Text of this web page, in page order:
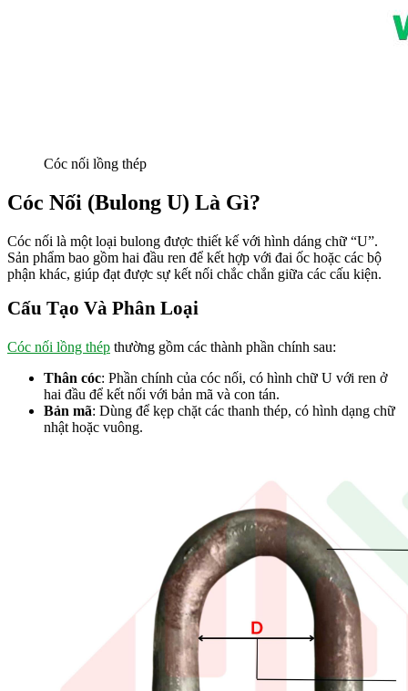
Cóc nối lồng thép
Cóc Nối (Bulong U) Là Gì?
Cóc nối là một loại bulong được thiết kế với hình dáng chữ “U”.
Sản phẩm bao gồm hai đầu ren để kết hợp với đai ốc hoặc các bộ
phận khác, giúp đạt được sự kết nối chắc chắn giữa các cấu kiện.
Cấu Tạo Và Phân Loại
Cóc nối lồng thép thường gồm các thành phần chính sau:
Thân cóc: Phần chính của cóc nối, có hình chữ U với ren ở
hai đầu để kết nối với bản mã và con tán.
Bản mã: Dùng để kẹp chặt các thanh thép, có hình dạng chữ
nhật hoặc vuông.